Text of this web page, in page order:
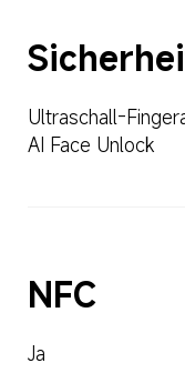
Ultraschall-
AI Face Unlock
NFC
Ja